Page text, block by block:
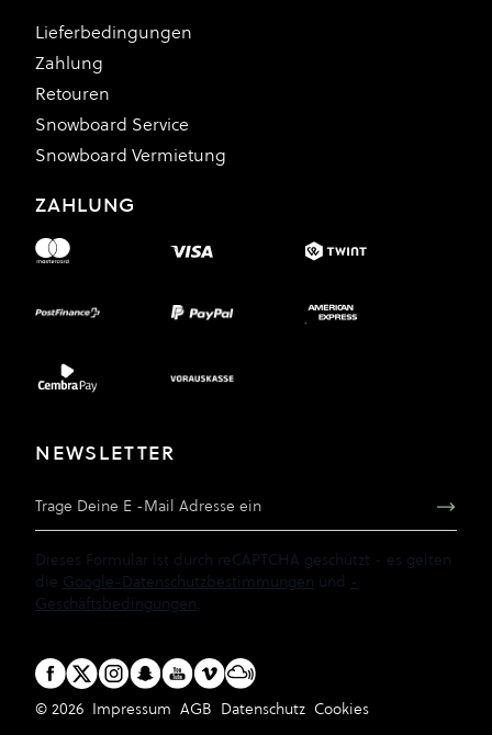
Lieferbedingungen
Zahlung
Retouren
Snowboard Service
Snowboard Vermietung
ZAHLUNG
NEWSLETTER
Dieses Formular ist durch reCAPTCHA geschützt - es gelten
die Google-Datenschutzbestimmungen und -
Geschäftsbedingungen.
© 2026 Impressum AGB Datenschutz Cookies